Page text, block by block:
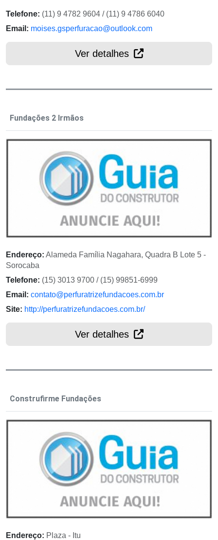
Telefone: (11) 9 4782 9604 / (11) 9 4786 6040
Email: moises.gsperfuracao@outlook.com
Ver detalhes
Fundações 2 Irmãos
Endereço: Alameda Família Nagahara, Quadra B Lote 5 -
Sorocaba
Telefone: (15) 3013 9700 / (15) 99851-6999
Email: contato@perfuratrizefundacoes.com.br
Site: http://perfuratrizefundacoes.com.br/
Ver detalhes
Construfirme Fundações
Endereço: Plaza - Itu